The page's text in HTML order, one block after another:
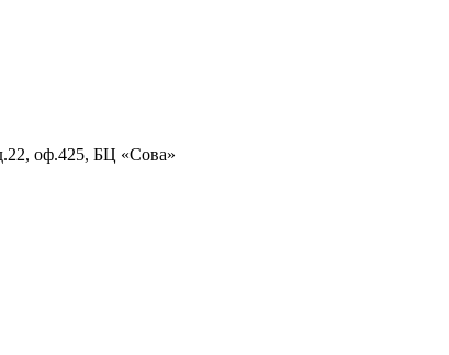
оф.425, БЦ «Сова»